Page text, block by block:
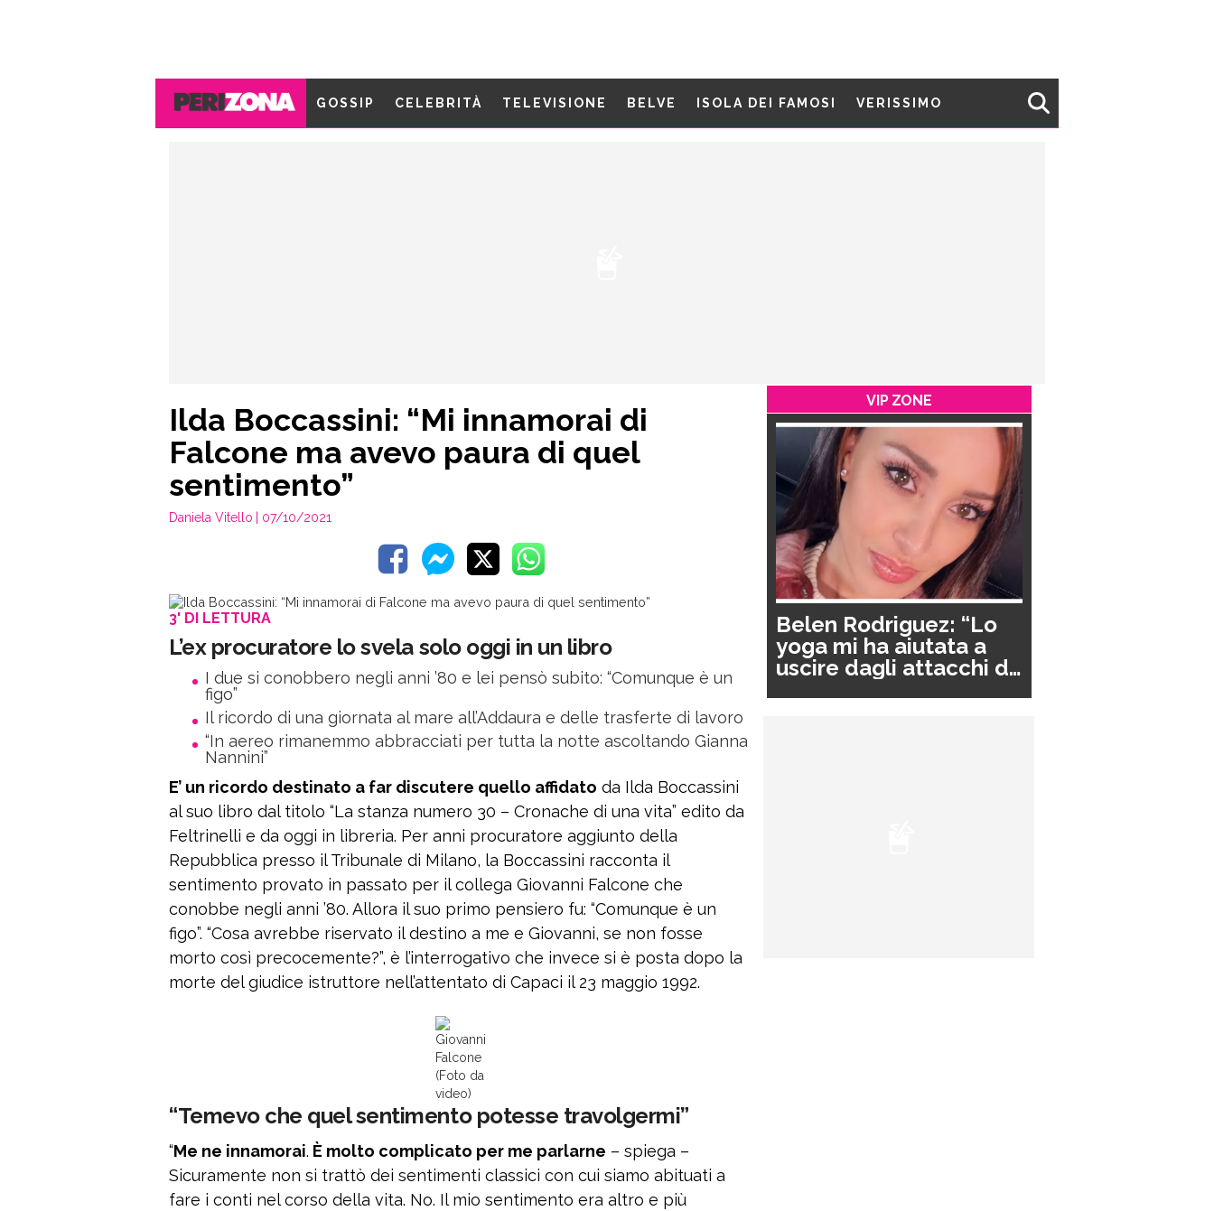
GOSSIP CELEBRITÀ TELEVISIONE BELVE ISOLA DEI FAMOSI VERISSIMO
Ilda Boccassini: “Mi innamorai di
Falcone ma avevo paura di quel
sentimento”
Daniela Vitello | 07/10/2021
3' DI LETTURA
L’ex procuratore lo svela solo oggi in un libro
I due si conobbero negli anni ’80 e lei pensò subito: “Comunque è un
figo”
Il ricordo di una giornata al mare all’Addaura e delle trasferte di lavoro
“In aereo rimanemmo abbracciati per tutta la notte ascoltando Gianna
Nannini”
E’ un ricordo destinato a far discutere quello affidato da Ilda Boccassini
al suo libro dal titolo “La stanza numero 30 – Cronache di una vita” edito da
Feltrinelli e da oggi in libreria. Per anni procuratore aggiunto della
Repubblica presso il Tribunale di Milano, la Boccassini racconta il
sentimento provato in passato per il collega Giovanni Falcone che
conobbe negli anni ’80. Allora il suo primo pensiero fu: “Comunque è un
figo”. “Cosa avrebbe riservato il destino a me e Giovanni, se non fosse
morto così precocemente?”, è l’interrogativo che invece si è posta dopo la
morte del giudice istruttore nell’attentato di Capaci il 23 maggio 1992.
Giovanni
Falcone
(Foto da
video)
“Temevo che quel sentimento potesse travolgermi”
“Me ne innamorai. È molto complicato per me parlarne – spiega –
Sicuramente non si trattò dei sentimenti classici con cui siamo abituati a
fare i conti nel corso della vita. No. Il mio sentimento era altro e più
VIP ZONE
Belen Rodriguez: “Lo
yoga mi ha aiutata a
uscire dagli attacchi di